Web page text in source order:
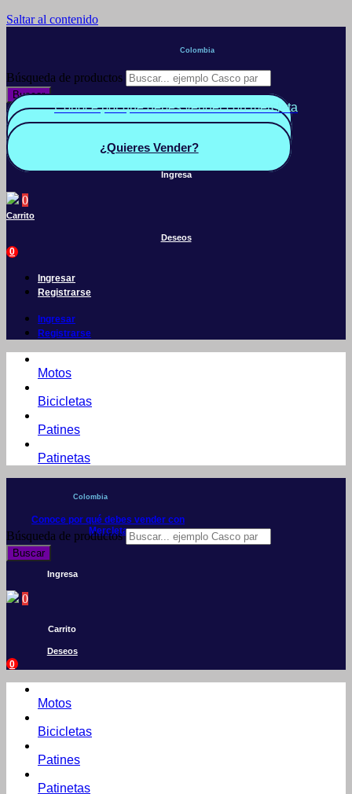
Saltar al contenido
Colombia
Búsqueda de productos
Buscar
Conoce por qué debes vender con mercleta
Quiero Vender
¿Quieres Vender?
Ingresa
0
Carrito
Deseos
0
Ingresar
Registrarse
Ingresar
Registrarse
Motos
Bicicletas
Patines
Patinetas
Colombia
Conoce por qué debes vender con
Mercleta
Búsqueda de productos
Buscar
Ingresa
0
Carrito
Deseos
0
Motos
Bicicletas
Patines
Patinetas